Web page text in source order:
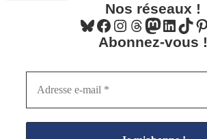
Nos réseaux !
Bluesky Facebook Instagram Threads Mastodon LinkedIn TikTok Pinterest
Abonnez-vous !